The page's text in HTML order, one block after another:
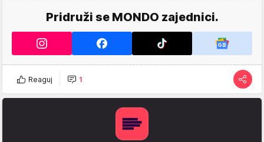
Pridruži se MONDO zajednici.
Reaguj 1